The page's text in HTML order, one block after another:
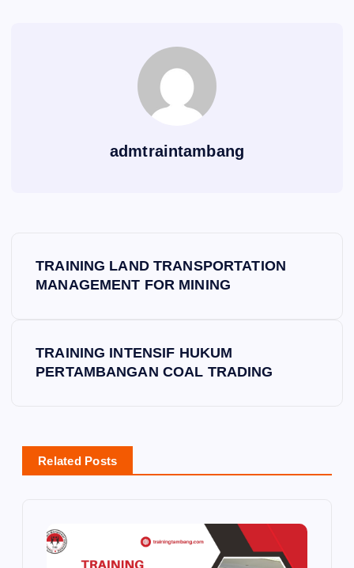
admtraintambang
a
v
TRAINING LAND TRANSPORTATION
MANAGEMENT FOR MINING
TRAINING INTENSIF HUKUM
PERTAMBANGAN COAL TRADING
Related Posts